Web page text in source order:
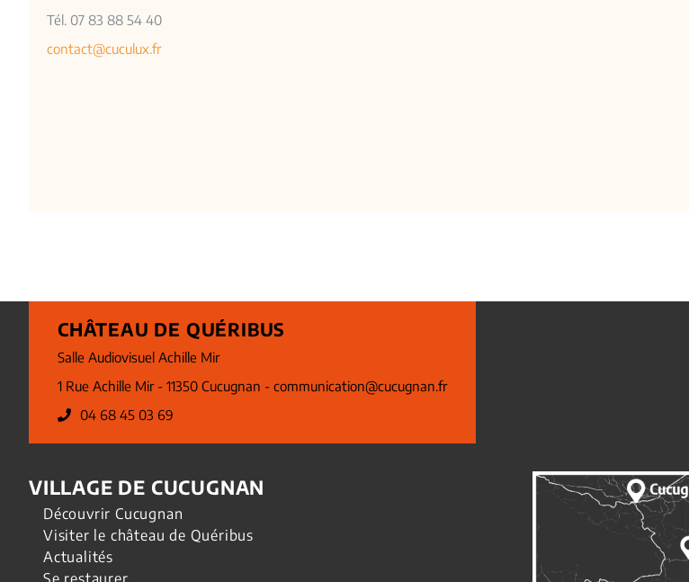
Tél. 07 83 88 54 40
contact@cuculux.fr
CHÂTEAU DE QUÉRIBUS
Salle Audiovisuel Achille Mir
1 Rue Achille Mir - 11350 Cucugnan - communication@cucugnan.fr
04 68 45 03 69
VILLAGE DE CUCUGNAN
Découvrir Cucugnan
Visiter le château de Quéribus
Actualités
Se restaurer